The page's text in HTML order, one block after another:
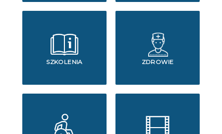
SZKOLENIA ZDROWIE